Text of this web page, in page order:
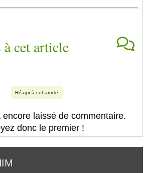
à cet article
Réagir à cet article
encore laissé de commentaire.
donc le premier !